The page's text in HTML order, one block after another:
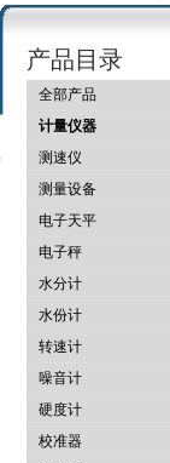
武汉提沃克科技有限公司
产品目录
全部产品
计量仪器
测速仪
测量设备
电子天平
电子秤
水分计
水份计
转速计
噪音计
硬度计
校准器